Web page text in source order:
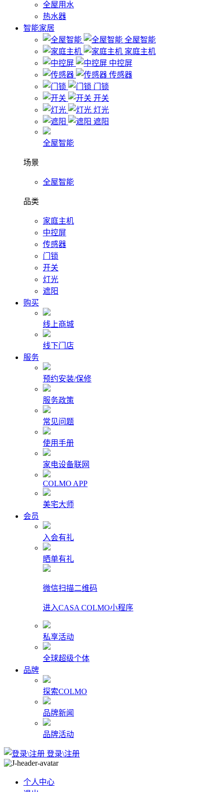
全屋用水
热水器
智能家居
全屋智能
家庭主机
中控屏
传感器
门锁
开关
灯光
遮阳
全屋智能
场景
全屋智能
品类
家庭主机
中控屏
传感器
门锁
开关
灯光
遮阳
购买
线上商城
线下门店
服务
预约安装/保修
服务政策
常见问题
使用手册
家电设备联网
COLMO APP
美宅大师
会员
入会有礼
晒单有礼
微信扫描二维码
进入CASA COLMO小程序
私享活动
全球超级个体
品牌
探索COLMO
品牌新闻
品牌活动
登录\注册
个人中心